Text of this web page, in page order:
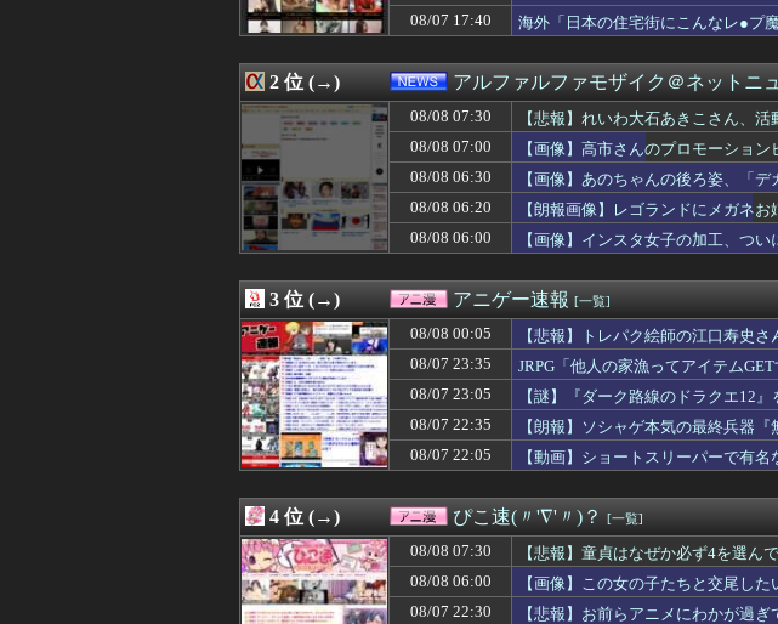
08/08 07:20
【悲報】Z世代「ジャンポケ斎藤は口封じに被害
08/08 07:19
【画像】大物YouTuber、AVと間違われて海外で
08/08 07:15
中居正広「俺が来たことは内緒だべ」極秘で熊本
08/08 07:15
住宅営業マン「あっ、遅れてしまってすみませ
08/08 07:12
嫁の料理がクソまずい。昨日の献立はサラダ、し
08/08 07:12
【特撮】アニメみたいな衣装でも着こなせるヒロ
08/08 07:12
【画像】イオンの店頭に貼られた『ポケカの販売
08/08 07:12
江別大学生暴行死、主犯格の特定少年に「無期懲
08/08 07:10
【画像】女教師「よーし、先生も水着でプール清
08/08 07:10
【BBC】AI使い全く新しいウイルス16種類の全遺
08/08 07:08
【動画】これはひどい…右折禁止なのに軽自動車
08/08 07:07
ホークス優勝マジック35 小久保監督も満足の結
08/08 07:06
お見合い相手との2度目のデートで「余命宣告さ
08/08 07:06
最新の日本人が減り、外国人が増えた街市ラン
08/08 07:05
韓国人「韓国サッカー協会の接待問題が今日ま
08/08 07:05
【新星】日本に現れた新星、16歳三井寺は和製イ
08/08 07:05
【速報】140kg俺、はま寿司で食いまくるｗｗｗ
08/08 07:05
【悲報】クレーンゲームの景品、ガチで腐ってし
08/08 07:05
【画像】24歳の女子タクシードライバーさん、
08/08 07:03
【遊戯王】新規「宿命の決闘」王国編のカードめ
08/08 07:03
告白されて付き合った彼は歴代の元カノが全員7
08/08 07:02
「鬼滅の刃」の煉獄杏寿郎さんって、すぐに退場
08/08 07:02
※ガンダムの世界の上級国民はなぜ地球に執着す
08/08 07:01
日本の輸出額、円安なのに人口少ない台湾と韓国
08/08 07:01
【ウマ娘】Gaze on Me! の導入部分は薄暗くてピ
08/07 17:40
海外「日本の住宅街にこんなレ●プ
2 位 (→) アルファルファモザイク＠ネットニ
08/08 07:30
【悲報】れいわ大石あきこさん、活
08/08 07:00
【画像】高市さんのプロモーショ
08/08 06:30
【画像】あのちゃんの後ろ姿、「
08/08 06:20
【朗報画像】レゴランドにメガネお
08/08 06:00
【画像】インスタ女子の加工、つ
3 位 (→) アニゲー速報 [一覧]
08/08 00:05
【悲報】トレパク絵師の江口寿史
08/07 23:35
JRPG「他人の家漁ってアイテム
08/07 23:05
【謎】『ダーク路線のドラクエ12
08/07 22:35
【朗報】ソシャゲ本気の最終兵器
08/07 22:05
【動画】ショートスリーパーで有
4 位 (→) ぴこ速(〃'∇'〃)？ [一覧]
08/08 07:30
【悲報】童貞はなぜか必ず4を選ん
08/08 06:00
【画像】この女の子たちと交尾し
08/07 22:30
【悲報】お前らアニメにわかが過